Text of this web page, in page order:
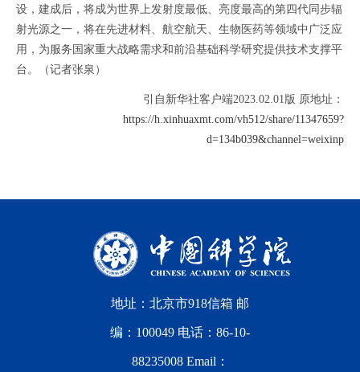
设，建成后，将成为世界上发射度最低、亮度最高的第四代同步辐
射光源之一，将在先进材料、航空航天、生物医药等领域中广泛应
用，为服务国家重大战略需求和前沿基础科学研究提供技术支撑平
台。（记者张泉）
引自新华社客户端2023.02.01版 原地址：
https://h.xinhuaxmt.com/vh512/share/11347659?
d=134b039&channel=weixinp
地址：北京市918信箱 邮
编：100049 电话：86-10-
88235008 Email：